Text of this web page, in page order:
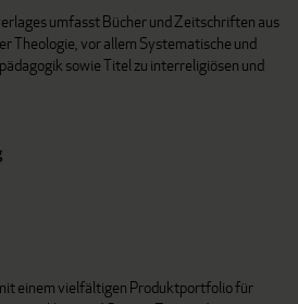
umfasst Bücher und Zeitschriften aus
Theologie, vor allem Systematische und
sowie Titel zu interreligiösen und
einem vielfältigen Produktportfolio für